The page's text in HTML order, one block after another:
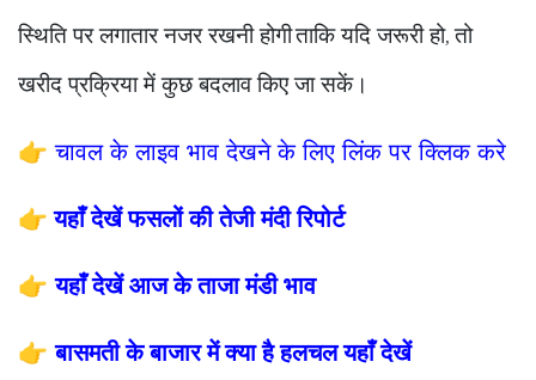
स्थिति पर लगातार नजर रखनी होगीताकि यदि जरूरी हो,तो
खरीद प्रक्रिया में कुछ बदलाव किए जा सकें।
👉चावल के लाइव भाव देखने के लिए लिंक पर क्लिक करे
👉 यहाँ देखें फसलों की तेजी मंदी रिपोर्ट
👉यहाँ देखें आज के ताजा मंडी भाव
👉बासमती के बाजार में क्या है हलचल यहाँ देखें